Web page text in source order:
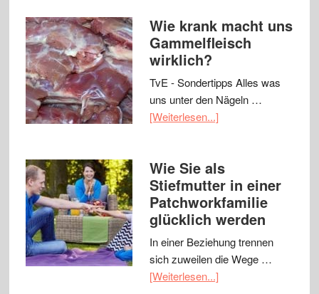
Wie krank macht uns
Gammelfleisch
wirklich?
TvE - Sondertipps Alles was
uns unter den Nägeln …
[Weiterlesen...]
Wie Sie als
Stiefmutter in einer
Patchworkfamilie
glücklich werden
In einer Beziehung trennen
sich zuweilen die Wege …
[Weiterlesen...]